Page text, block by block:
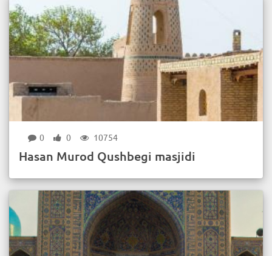
0 0 10754
Hasan Murod Qushbegi masjidi